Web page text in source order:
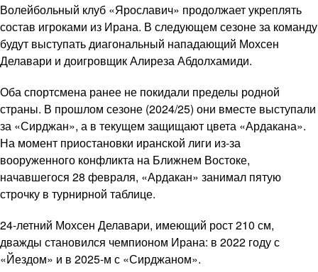
Волейбольный клуб «Ярославич» продолжает укреплять
состав игроками из Ирана. В следующем сезоне за команду
будут выступать диагональный нападающий Мохсен
Делавари и доигровщик Алиреза Абдолхамиди.
Оба спортсмена ранее не покидали пределы родной
страны. В прошлом сезоне (2024/25) они вместе выступали
за «Сирджан», а в текущем защищают цвета «Ардакана».
На момент приостановки иранской лиги из-за
вооруженного конфликта на Ближнем Востоке,
начавшегося 28 февраля, «Ардакан» занимал пятую
строчку в турнирной таблице.
24-летний Мохсен Делавари, имеющий рост 210 см,
дважды становился чемпионом Ирана: в 2022 году с
«Йездом» и в 2025-м с «Сирджаном».